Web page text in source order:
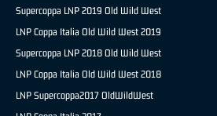
Supercoppa LNP 2019 Old Wild West
LNP Coppa Italia Old Wild West 2019
Supercoppa LNP 2018 Old Wild West
LNP Coppa Italia Old Wild West 2018
LNP Supercoppa2017 OldWildWest